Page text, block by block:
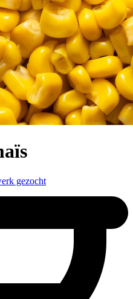
gezocht